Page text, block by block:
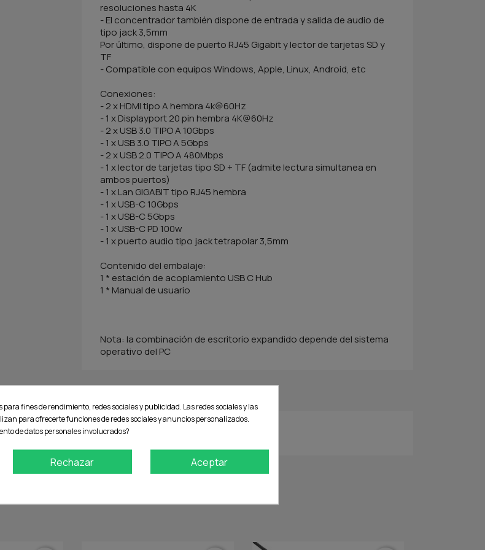
resoluciones hasta 4K
- El concentrador también dispone de entrada y salida de audio de
tipo jack 3,5mm
Por último, dispone de puerto RJ45 Gigabit y lector de tarjetas SD y
TF
- Compatible con equipos Windows, Apple, Linux, Android, etc
Conexiones:
- 2 x HDMI tipo A hembra 4k@60Hz
- 1 x Displayport 20 pin hembra 4K@60Hz
- 2 x USB 3.0 TIPO A 10Gbps
- 1 x USB 3.0 TIPO A 5Gbps
- 2 x USB 2.0 TIPO A 480Mbps
- 1 x lector de tarjetas tipo SD + TF (admite lectura simultanea en
ambos puertos)
- 1 x Lan GIGABIT tipo RJ45 hembra
- 1 x USB-C 10Gbps
- 1 x USB-C 5Gbps
- 1 x USB-C PD 100w
- 1 x puerto audio tipo jack tetrapolar 3,5mm
Contenido del embalaje:
1 * estación de acoplamiento USB C Hub
1 * Manual de usuario
Nota: la combinación de escritorio expandido depende del sistema
operativo del PC
reseñas de clientes en este momento.
para fines de rendimiento, redes sociales y publicidad. Las redes sociales y las
para ofrecerte funciones de redes sociales y anuncios personalizados.
de datos personales involucrados?
Rechazar Aceptar